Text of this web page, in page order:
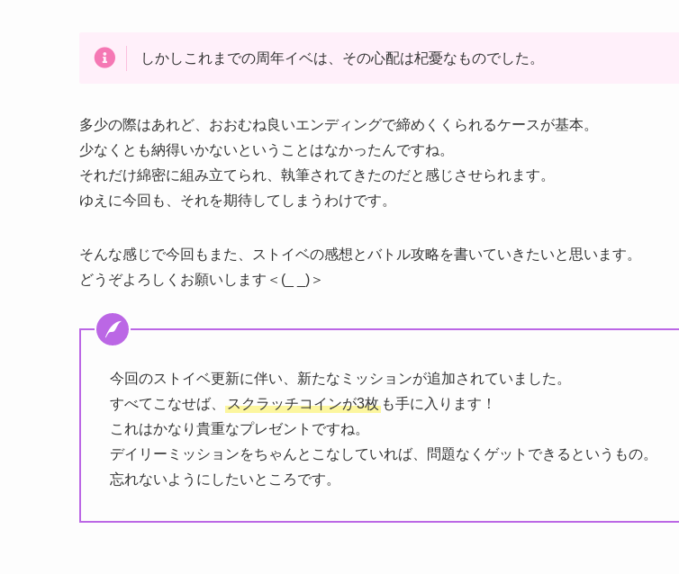
しかしこれまでの周年イベは、その心配は杞憂なものでした。
多少の際はあれど、おおむね良いエンディングで締めくくられるケースが基本。
少なくとも納得いかないということはなかったんですね。
それだけ綿密に組み立てられ、執筆されてきたのだと感じさせられます。
ゆえに今回も、それを期待してしまうわけです。
そんな感じで今回もまた、ストイベの感想とバトル攻略を書いていきたいと思います。
どうぞよろしくお願いします＜(_ _)＞
今回のストイベ更新に伴い、新たなミッションが追加されていました。
すべてこなせば、
スクラッチコインが3枚 も手に入ります！
これはかなり貴重なプレゼントですね。
デイリーミッションをちゃんとこなしていれば、問題なくゲットできるというもの。
忘れないようにしたいところです。